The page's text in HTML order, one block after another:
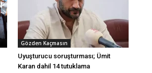
Gözden Kaçmasın
Uyuşturucu soruşturması; Ümit
Karan dahil 14 tutuklama